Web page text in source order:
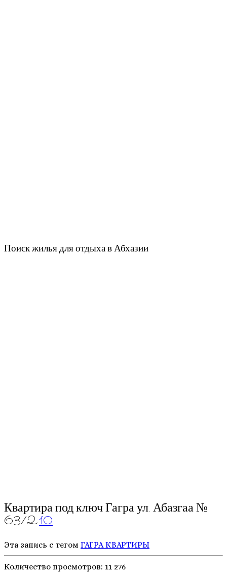
Поиск жилья для отдыха в Абхазии
Квартира под ключ Гагра ул. Абазгаа №
63/210
Эта запись с тегом ГАГРАКВАРТИРЫ
Количество просмотров: 11 276